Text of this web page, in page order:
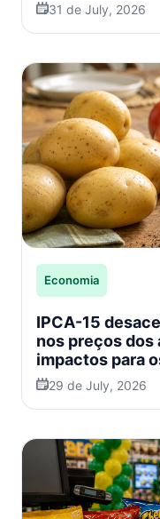
31 de July, 2026
Economia
IPCA-15
nos preços dos
impactos para
29 de July, 2026